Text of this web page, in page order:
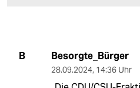
B Besorgte_Bürger
28.09.2024, 14:36 Uhr